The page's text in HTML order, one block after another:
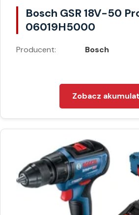
Bosch GSR 18V-50
06019H5000
Producent: Bosch
Zobacz